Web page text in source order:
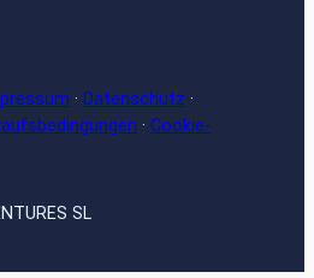
· Datenschutz ·
· Cookie-
SL